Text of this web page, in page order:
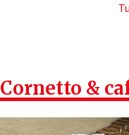
Cornetto &